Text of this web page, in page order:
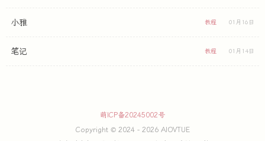
小雅 教程 01月16日
笔记 教程 01月14日
萌ICP备20245002号
Copyright © 2024 - 2026 AIOVTUE